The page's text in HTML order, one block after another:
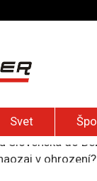
Svet
Slovenska do
v